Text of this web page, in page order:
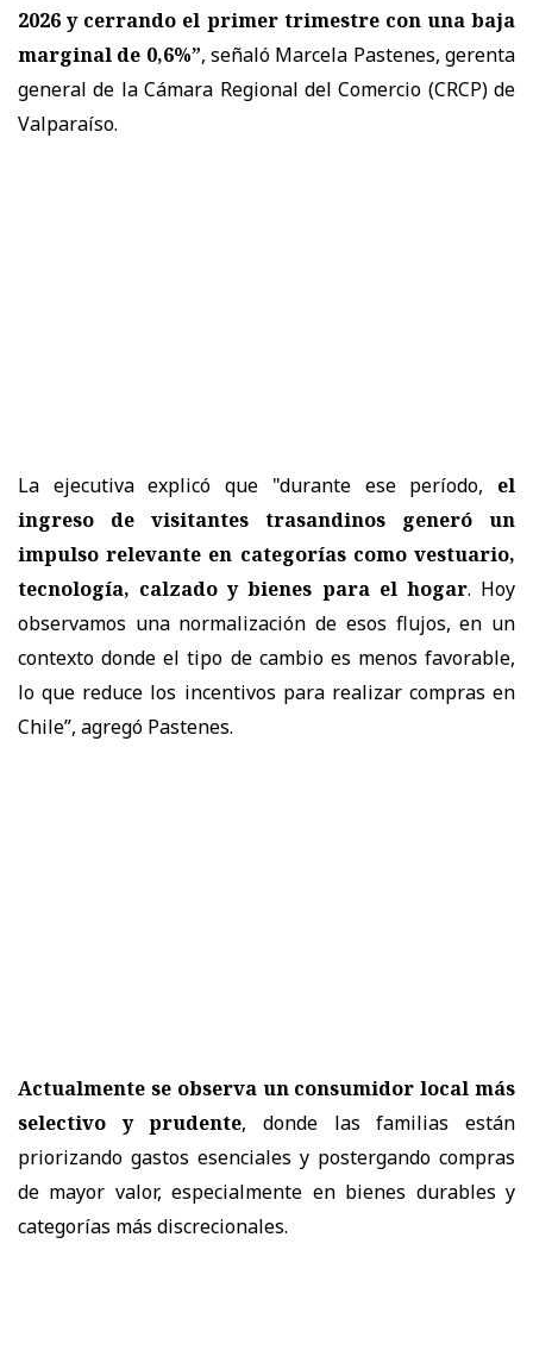
2026 y cerrando el primer trimestre con una baja
marginal de 0,6%”, señaló Marcela Pastenes, gerenta
general de la Cámara Regional del Comercio (CRCP) de
Valparaíso.
La ejecutiva explicó que "durante ese período, el
ingreso de visitantes trasandinos generó un
impulso relevante en categorías como vestuario,
tecnología, calzado y bienes para el hogar. Hoy
observamos una normalización de esos flujos, en un
contexto donde el tipo de cambio es menos favorable,
lo que reduce los incentivos para realizar compras en
Chile”, agregó Pastenes.
Actualmente se observa un consumidor local más
selectivo y prudente, donde las familias están
priorizando gastos esenciales y postergando compras
de mayor valor, especialmente en bienes durables y
categorías más discrecionales.